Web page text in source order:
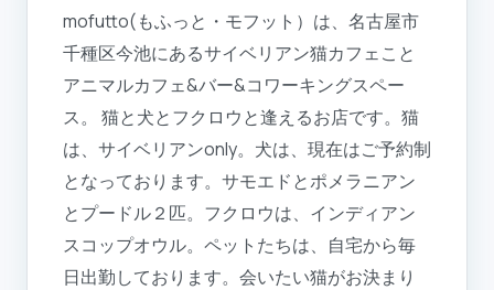
mofutto(もふっと・モフット）は、名古屋市
千種区今池にあるサイベリアン猫カフェこと
アニマルカフェ&バー&コワーキングスペー
ス。 猫と犬とフクロウと逢えるお店です。猫
は、サイベリアンonly。犬は、現在はご予約制
となっております。サモエドとポメラニアン
とプードル２匹。フクロウは、インディアン
スコップオウル。ペットたちは、自宅から毎
日出勤しております。会いたい猫がお決まり